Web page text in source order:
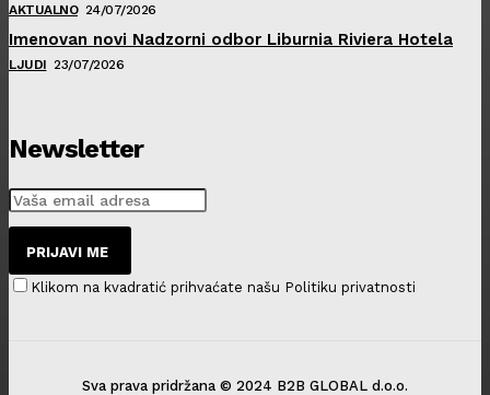
AKTUALNO 24/07/2026
Imenovan novi Nadzorni odbor Liburnia Riviera Hotela
LJUDI 23/07/2026
Newsletter
PRIJAVI ME
Klikom na kvadratić prihvaćate našu Politiku privatnosti
Sva prava pridržana © 2024 B2B GLOBAL d.o.o.